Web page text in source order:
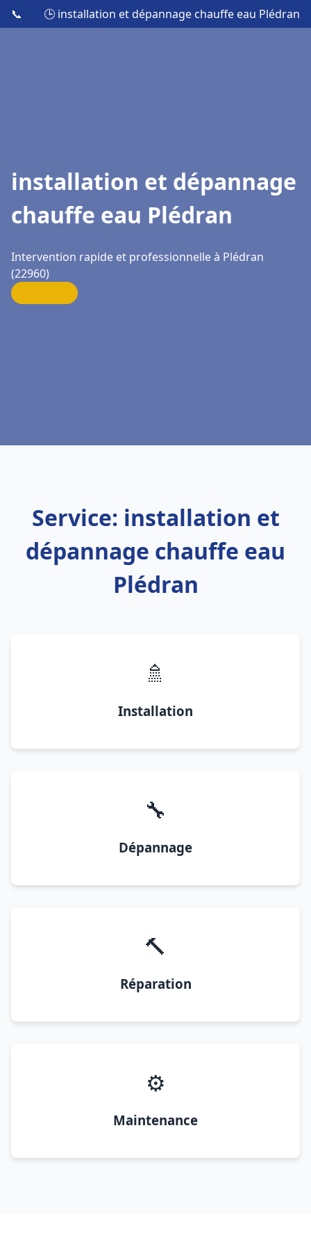
📞 🕒 installation et dépannage chauffe eau Plédran
installation et dépannage
chauffe eau Plédran
Intervention rapide et professionnelle à Plédran
(22960)
Service: installation et
dépannage chauffe eau
Plédran
🚿
Installation
🔧
Dépannage
🔨
Réparation
⚙️
Maintenance